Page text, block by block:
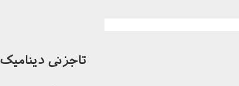
تاجزنی دینامیک